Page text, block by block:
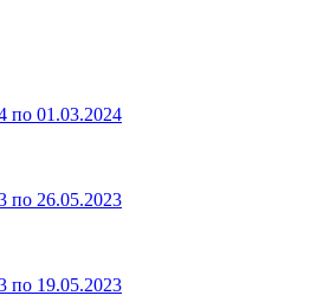
по 01.03.2024
по 26.05.2023
по 19.05.2023